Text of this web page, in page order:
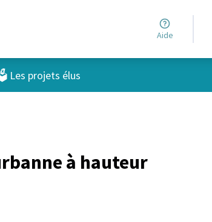
Aide
utilisateur
Les projets élus
à hauteur